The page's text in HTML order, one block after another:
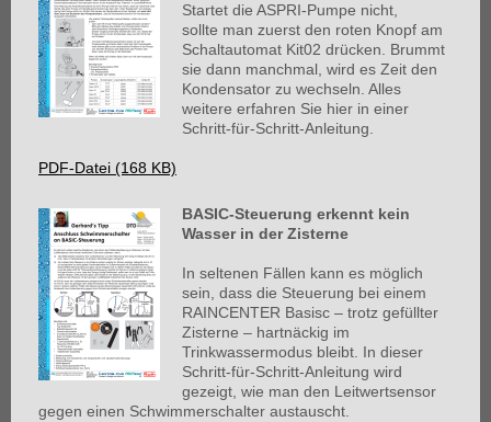
Startet die ASPRI-Pumpe nicht,
sollte man zuerst den roten Knopf am
Schaltautomat Kit02 drücken. Brummt
sie dann manchmal, wird es Zeit den
Kondensator zu wechseln. Alles
weitere erfahren Sie hier in einer
Schritt-für-Schritt-Anleitung.
PDF-Datei (168 KB)
BASIC-Steuerung erkennt kein
Wasser in der Zisterne
In seltenen Fällen kann es möglich
sein, dass die Steuerung bei einem
RAINCENTER Basisc – trotz gefüllter
Zisterne – hartnäckig im
Trinkwassermodus bleibt. In dieser
Schritt-für-Schritt-Anleitung wird
gezeigt, wie man den Leitwertsensor
gegen einen Schwimmerschalter austauscht.